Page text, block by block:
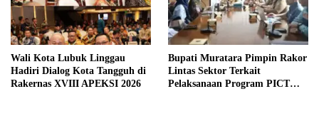
Wali Kota Lubuk Linggau
Hadiri Dialog Kota Tangguh di
Rakernas XVIII APEKSI 2026
Bupati Muratara Pimpin Rakor
Lintas Sektor Terkait
Pelaksanaan Program PICT